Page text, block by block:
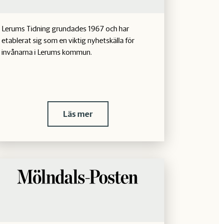
Lerums Tidning grundades 1967 och har
etablerat sig som en viktig nyhetskälla för
invånarna i Lerums kommun.
Läs mer